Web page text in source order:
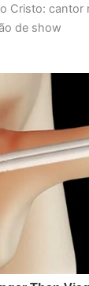
Cristo: cantor
de show